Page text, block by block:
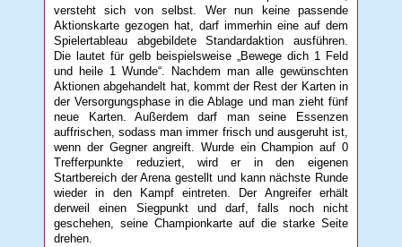
versteht sich von selbst. Wer nun keine passende
Aktionskarte gezogen hat, darf immerhin eine auf dem
Spielertableau abgebildete Standardaktion ausführen.
Die lautet für gelb beispielsweise „Bewege dich 1 Feld
und heile 1 Wunde“. Nachdem man alle gewünschten
Aktionen abgehandelt hat, kommt der Rest der Karten in
der Versorgungsphase in die Ablage und man zieht fünf
neue Karten. Außerdem darf man seine Essenzen
auffrischen, sodass man immer frisch und ausgeruht ist,
wenn der Gegner angreift. Wurde ein Champion auf 0
Trefferpunkte reduziert, wird er in den eigenen
Startbereich der Arena gestellt und kann nächste Runde
wieder in den Kampf eintreten. Der Angreifer erhält
derweil einen Siegpunkt und darf, falls noch nicht
geschehen, seine Championkarte auf die starke Seite
drehen.